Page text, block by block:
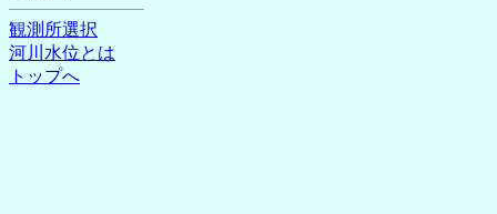
観測所選択
河川水位とは
トップへ